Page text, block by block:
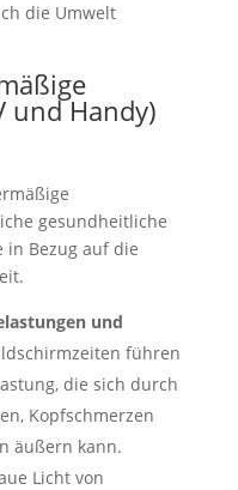
die Umwelt
und Handy)
gesundheitliche
in Bezug auf die
und
führen
die sich durch
Kopfschmerzen
äußern kann.
Licht von